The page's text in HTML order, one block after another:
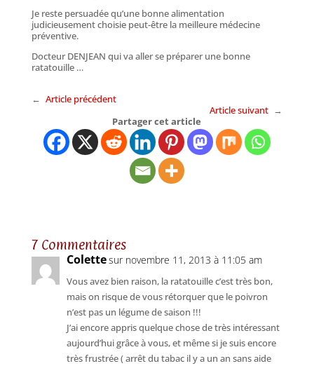
Je reste persuadée qu’une bonne alimentation
judicieusement choisie peut-être la meilleure médecine
préventive.
Docteur DENJEAN qui va aller se préparer une bonne
ratatouille …
← Article précédent
Article suivant →
Partager cet article
7 Commentaires
Colettesur novembre 11, 2013 à 11:05 am
Vous avez bien raison, la ratatouille c’est très bon,
mais on risque de vous rétorquer que le poivron
n’est pas un légume de saison !!!
J’ai encore appris quelque chose de très intéressant
aujourd’hui grâce à vous, et même si je suis encore
très frustrée ( arrêt du tabac il y a un an sans aide